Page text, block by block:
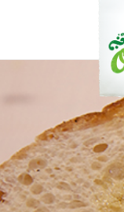
Verse Oogst